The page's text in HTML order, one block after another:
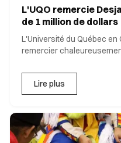
L'UQO remercie
de 1 million de dollars
L'Université du Québec en
remercier
Lire plus